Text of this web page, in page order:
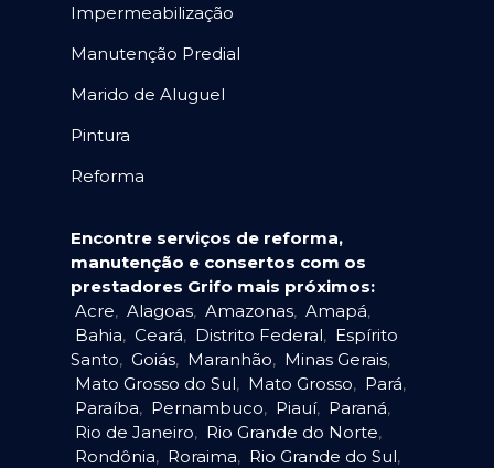
Impermeabilização
Manutenção Predial
Marido de Aluguel
Pintura
Reforma
Encontre serviços de reforma,
manutenção e consertos com os
prestadores Grifo mais próximos:
Acre, Alagoas, Amazonas, Amapá,
Bahia, Ceará, Distrito Federal, Espírito
Santo, Goiás, Maranhão, Minas Gerais,
Mato Grosso do Sul, Mato Grosso, Pará,
Paraíba, Pernambuco, Piauí, Paraná,
Rio de Janeiro, Rio Grande do Norte,
Rondônia, Roraima, Rio Grande do Sul,